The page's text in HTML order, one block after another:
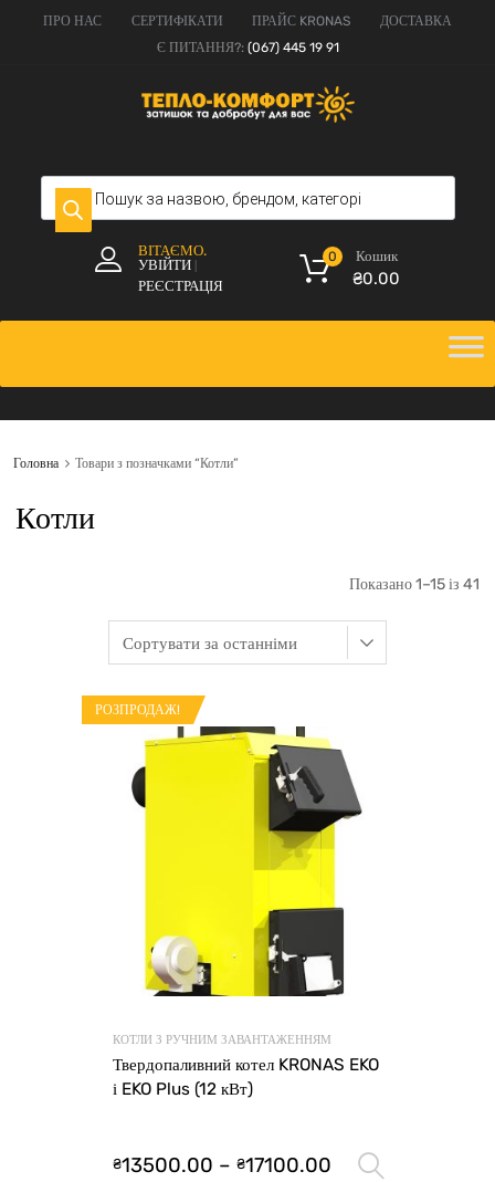
ПРО НАС СЕРТИФІКАТИ ПРАЙС KRONAS
ДОСТАВКА
Є ПИТАННЯ?: (067) 445 19 91
ВІТАЄМО.
УВІЙТИ
РЕЄСТРАЦІЯ
Кошик
₴0.00
0
Головна Товари з позначками “Котли”
Котли
Показано 1–15 із 41
РОЗПРОДАЖ!
КОТЛИ З РУЧНИМ ЗАВАНТАЖЕННЯМ
Твердопаливний котел KRONAS EKO
і EKO Plus (12 кВт)
₴13500.00 – ₴17100.00